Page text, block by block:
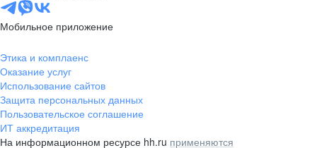
Мобильное приложение
Этика и комплаенс
Оказание услуг
Использование сайтов
Защита персональных данных
Пользовательское соглашение
ИТ аккредитация
На информационном ресурсе hh.ru применяются